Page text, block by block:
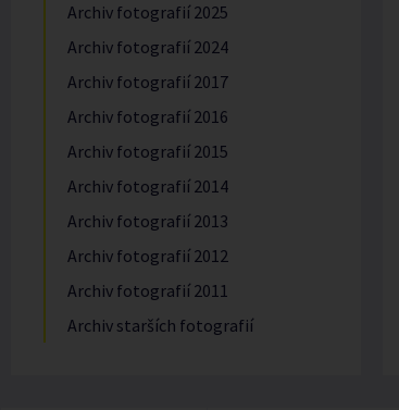
Archiv fotografií 2025
Archiv fotografií 2024
Archiv fotografií 2017
Archiv fotografií 2016
Archiv fotografií 2015
Archiv fotografií 2014
Archiv fotografií 2013
Archiv fotografií 2012
Archiv fotografií 2011
Archiv starších fotografií